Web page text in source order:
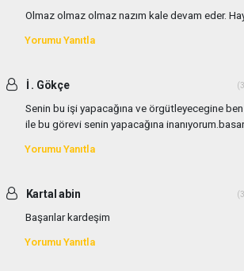
Olmaz olmaz olmaz nazım kale devam eder.
Yorumu Yanıtla
İ . Gökçe
Senin bu işi yapacağına ve örgütleyecegine
ile bu görevi senin yapacağına
Yorumu Yanıtla
Kartal abin
Başarılar kardeşim
Yorumu Yanıtla